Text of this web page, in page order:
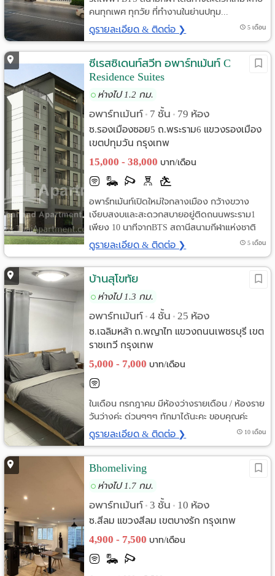
คนทุกเพศ ทุกวัย ที่ทำงานในย่านปทุม...
ดูรายละเอียด & ติดต่อ ❯ 5 เดือน
ซีเรสซิเดนท์สวีท อพาร์ทเม้นท์ C
Residence Suites
ห่างไป 1.2 กม.
อพาร์ทเม้นท์ • 7 ชั้น • 79 ห้อง
ซ.รองเมืองซอย5 ถ.พระราม6 แขวงรองเมือง
เขตปทุมวัน กรุงเทพ
15,000 - 38,000 บาท/เดือน
อพาร์ทเม้นท์เปิดใหม่ใจกลางเมือง กว้างขวาง
เงียบสงบและสะดวกสบายอยู่ติดถนนพระราม1
เพียง 10 นาทีจากBTS สถานีสนามกีฬาแห่งชาติ
ดูรายละเอียด & ติดต่อ ❯ 5 เดือน
บ้านสุโขทัย
ห่างไป 1.3 กม.
อพาร์ทเม้นท์ • 4 ชั้น • 25 ห้อง
ซ.เฉลิมหล้า ถ.พญาไท แขวงถนนเพชรบุรี เขต
ราชเทวี กรุงเทพ
5,000 - 7,000 บาท/เดือน
ในเดือน กรกฎาคม มีห้องว่างรายเดือน / ห้องราย
วันว่างค่ะ ด่วนๆๆๆ ทักมาได้นะคะ ขอบคุณค่ะ
ดูรายละเอียด & ติดต่อ ❯ 10 เดือน
Bhomeliving
ห่างไป 1.7 กม.
อพาร์ทเม้นท์ • 3 ชั้น • 10 ห้อง
ซ.สีลม แขวงสีลม เขตบางรัก กรุงเทพ
4,900 - 7,500 บาท/เดือน